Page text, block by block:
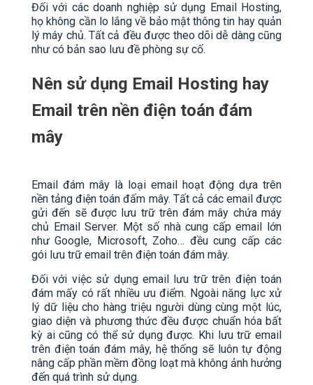
Đối với các doanh nghiệp sử dụng Email Hosting,
họ không cần lo lắng về bảo mật thông tin hay quản
lý máy chủ. Tất cả đều được theo dõi dễ dàng cũng
như có bản sao lưu đề phòng sự cố.
Nên sử dụng Email Hosting hay
Email trên nền điện toán đám
mây
Email đám mây là loại email hoạt động dựa trên
nền tảng điện toán đấm mây. Tất cả các email được
gửi đến sẽ được lưu trữ trên đám mây chứa máy
chủ Email Server. Một số nhà cung cấp email lớn
như Google, Microsoft, Zoho… đều cung cấp các
gói lưu trữ email trên điện toán đám mây.
Đối với việc sử dụng email lưu trữ trên điện toán
đám mấy có rất nhiều ưu điểm. Ngoài năng lực xử
lý dữ liệu cho hàng triệu người dùng cùng một lúc,
giao diện và phương thức đều được chuẩn hóa bất
kỳ ai cũng có thể sử dụng được. Khi lưu trữ email
trên điện toán đám mây, hệ thống sẽ luôn tự động
nâng cấp phần mềm đồng loạt mà không ảnh hưởng
đến quá trình sử dụng.